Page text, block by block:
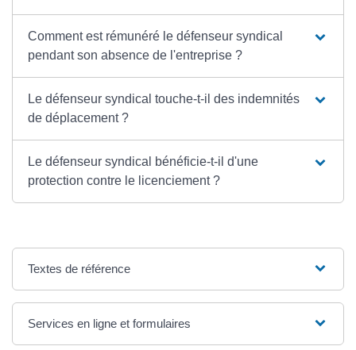
Comment est rémunéré le défenseur syndical
pendant son absence de l'entreprise ?
Le défenseur syndical touche-t-il des indemnités
de déplacement ?
Le défenseur syndical bénéficie-t-il d'une
protection contre le licenciement ?
Textes de référence
Services en ligne et formulaires